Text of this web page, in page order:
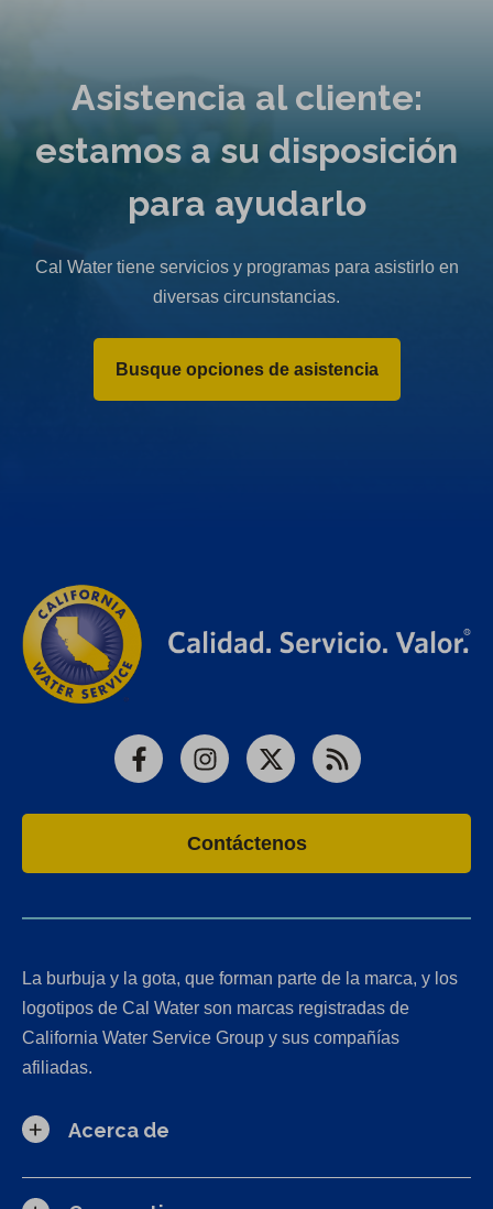
Asistencia al cliente:
estamos a su disposición
para ayudarlo
Cal Water tiene servicios y programas para asistirlo en
diversas circunstancias.
Busque opciones de asistencia
FacebookInstagram
X RSS
Contáctenos
La burbuja y la gota, que forman parte de la marca, y los
logotipos de Cal Water son marcas registradas de
California Water Service Group y sus compañías
afiliadas.
Acerca de